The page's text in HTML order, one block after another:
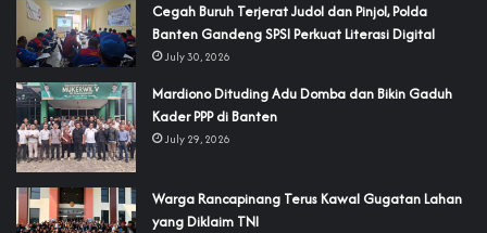
Cegah Buruh Terjerat Judol dan Pinjol, Polda
Banten Gandeng SPSI Perkuat Literasi Digital
July 30, 2026
‎Mardiono Dituding Adu Domba dan Bikin Gaduh
Kader PPP di Banten
July 29, 2026
‎Warga Rancapinang Terus Kawal Gugatan Lahan
yang Diklaim TNI‎‎